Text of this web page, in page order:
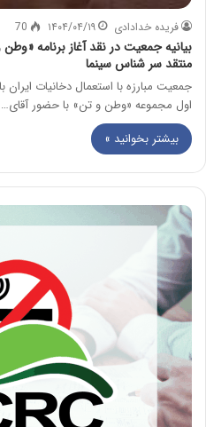
فریده خدادادی ۱۴۰۴/۰۴/۱۹ 70
بیانیه جمعیت در نقد آغاز برنامه
منتقد سر شناس سینما
جمعیت مبارزه با استعمال دخانیات
اول مجموعه «وطن و تن» با حضور آقای…
بیشتر بخوانید »